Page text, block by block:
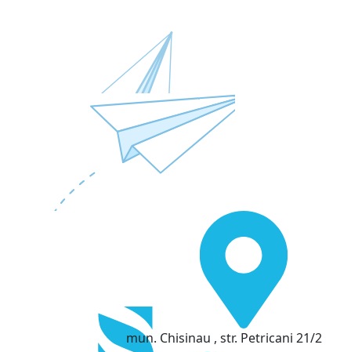
mun. Chisinau , str. Petricani 21/2